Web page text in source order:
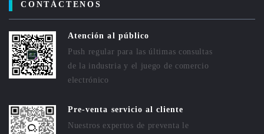
CONTÁCTENOS
Atención al público
Push regular para las últimas consultas
de la industria y el juego de comercio
electrónico
Pre-venta servicio al cliente
Nuestros expertos de preventa le